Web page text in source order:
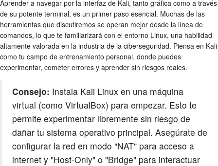
Aprender a navegar por la interfaz de Kali, tanto gráfica como a través
de su potente terminal, es un primer paso esencial. Muchas de las
herramientas que discutiremos se operan mejor desde la línea de
comandos, lo que te familiarizará con el entorno Linux, una habilidad
altamente valorada en la industria de la ciberseguridad. Piensa en Kali
como tu campo de entrenamiento personal, donde puedes
experimentar, cometer errores y aprender sin riesgos reales.
Consejo: Instala Kali Linux en una máquina
virtual (como VirtualBox) para empezar. Esto te
permite experimentar libremente sin riesgo de
dañar tu sistema operativo principal. Asegúrate de
configurar la red en modo "NAT" para acceso a
internet y "Host-Only" o "Bridge" para interactuar